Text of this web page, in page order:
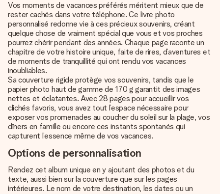
Vos moments de vacances préférés méritent mieux que de
rester cachés dans votre téléphone. Ce livre photo
personnalisé redonne vie à ces précieux souvenirs, créant
quelque chose de vraiment spécial que vous et vos proches
pourrez chérir pendant des années. Chaque page raconte un
chapitre de votre histoire unique, faite de rires, d’aventures et
de moments de tranquillité qui ont rendu vos vacances
inoubliables.
Sa couverture rigide protège vos souvenirs, tandis que le
papier photo haut de gamme de 170 g garantit des images
nettes et éclatantes. Avec 28 pages pour accueillir vos
clichés favoris, vous avez tout l’espace nécessaire pour
exposer vos promenades au coucher du soleil sur la plage, vos
dîners en famille ou encore ces instants spontanés qui
capturent l’essence même de vos vacances.
Options de personnalisation
Rendez cet album unique en y ajoutant des photos et du
texte, aussi bien sur la couverture que sur les pages
intérieures. Le nom de votre destination, les dates ou un